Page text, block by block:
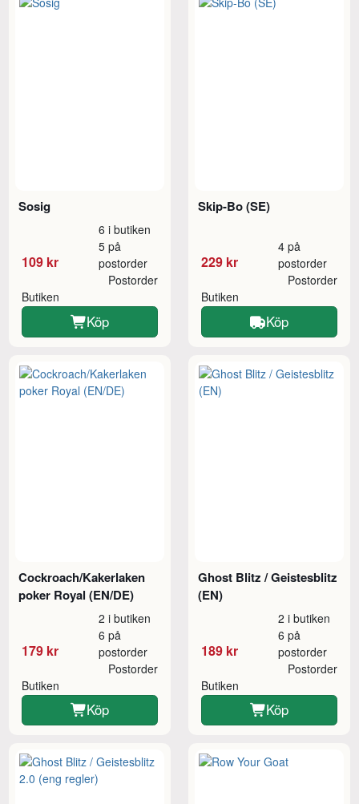
Sosig
109 kr
6 i butiken
5 på
postorder
Butiken
Postorder
Köp
Skip-Bo (SE)
229 kr
4 på
postorder
Butiken
Postorder
Köp
Cockroach/Kakerlaken
poker Royal (EN/DE)
179 kr
2 i butiken
6 på
postorder
Butiken
Postorder
Köp
Ghost Blitz / Geistesblitz
(EN)
189 kr
2 i butiken
6 på
postorder
Butiken
Postorder
Köp